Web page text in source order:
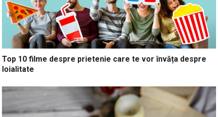
Top 10 filme despre prietenie care te vor învăța despre
loialitate